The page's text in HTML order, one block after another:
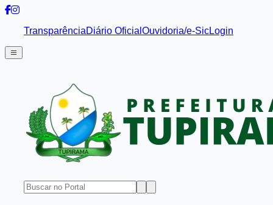
TransparênciaDiário Oficial Ouvidoria/e-SicLogin